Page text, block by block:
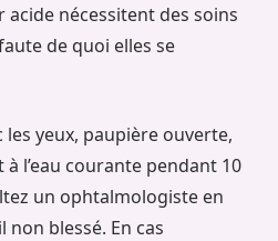
acide nécessitent des soins
de quoi elles se
les yeux, paupière ouverte,
l’eau courante pendant 10
un ophtalmologiste en
non blessé. En cas